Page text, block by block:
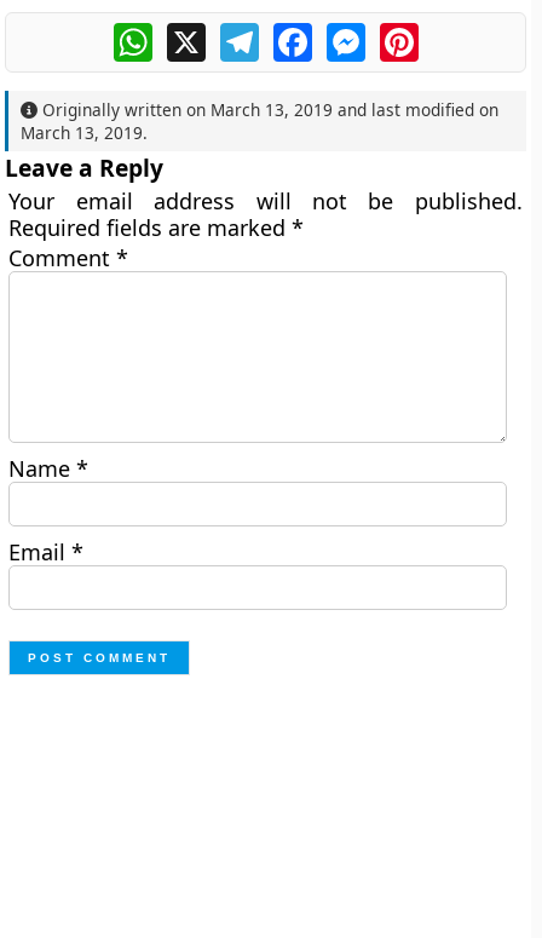
WhatsApp
X TelegramFacebookMessengerPinterest
Originally written on March 13, 2019 and last modified on
March 13, 2019.
Leave a Reply
Your email address will not be published.
Required fields are marked*
Comment*
Name*
Email*